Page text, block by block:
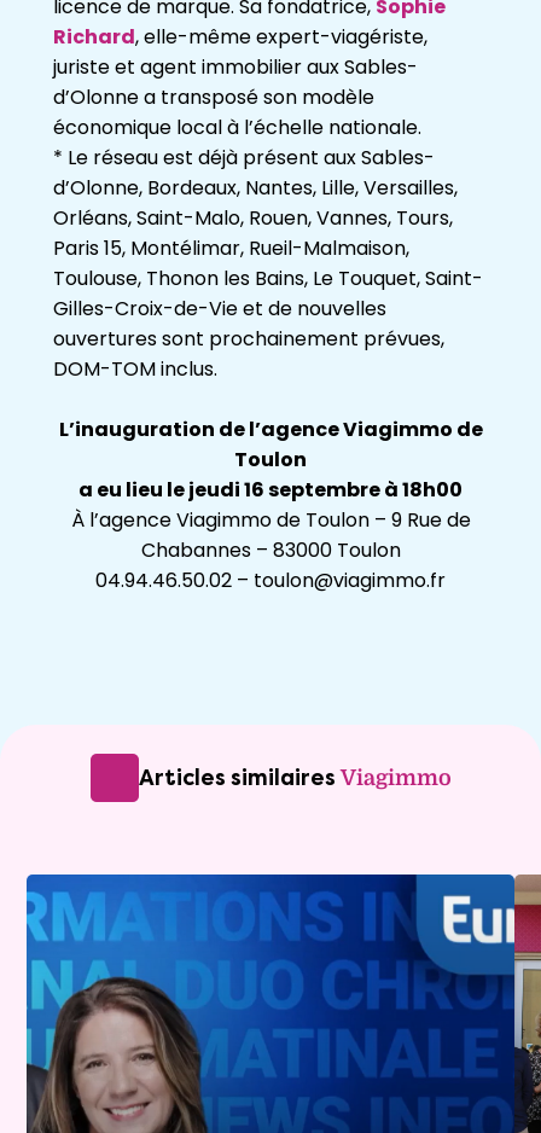
licence de marque. Sa fondatrice, Sophie
Richard, elle-même expert-viagériste,
juriste et agent immobilier aux Sables-
d’Olonne a transposé son modèle
économique local à l’échelle nationale.
* Le réseau est déjà présent aux Sables-
d’Olonne, Bordeaux, Nantes, Lille, Versailles,
Orléans, Saint-Malo, Rouen, Vannes, Tours,
Paris 15, Montélimar, Rueil-Malmaison,
Toulouse, Thonon les Bains, Le Touquet, Saint-
Gilles-Croix-de-Vie et de nouvelles
ouvertures sont prochainement prévues,
DOM-TOM inclus.
L’inauguration de l’agence Viagimmo de
Toulon
a eu lieu le jeudi 16 septembre à 18h00
À l’agence Viagimmo de Toulon – 9 Rue de
Chabannes – 83000 Toulon
04.94.46.50.02 – toulon@viagimmo.fr
Articles similairesViagimmo